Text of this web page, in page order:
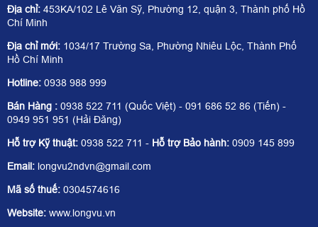
Địa chỉ: 453KA/102 Lê Văn Sỹ, Phường 12, quận 3, Thành phố Hồ
Chí Minh
Địa chỉ mới: 1034/17 Trường Sa, Phường Nhiêu Lộc, Thành Phố
Hồ Chí Minh
Hotline: 0938 988 999
Bán Hàng : 0938 522 711 (Quốc Việt) - 091 686 52 86 (Tiến) -
0949 951 951 (Hải Đăng)
Hỗ trợ Kỹ thuật: 0938 522 711 - Hỗ trợ Bảo hành: 0909 145 899
Email: longvu2ndvn@gmail.com
Mã số thuế: 0304574616
Website: www.longvu.vn